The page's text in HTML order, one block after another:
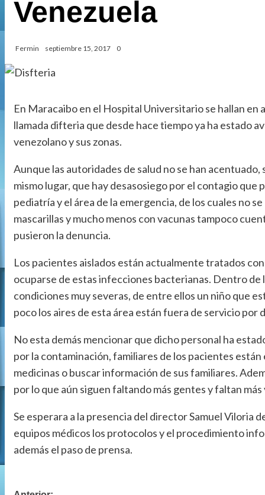
Venezuela
Fermin septiembre 15, 2017 0
En Maracaibo en el Hospital Universitario se hallan
llamada difteria que desde hace tiempo ya ha estado
venezolano y sus zonas.
Aunque las autoridades de salud no se han
mismo lugar, que hay desasosiego por el contagio que
pediatría y el área de la emergencia, de los cuales no
mascarillas y mucho menos con vacunas tampoco
pusieron la denuncia.
Los pacientes aislados están actualmente tratados
ocuparse de estas infecciones bacterianas. Dentro
condiciones muy severas, de entre ellos un niño que
poco los aires de esta área están fuera de servicio por
No esta demás mencionar que dicho personal ha
por la contaminación, familiares de los pacientes
medicinas o buscar información de sus familiares.
por lo que aún siguen faltando más gentes y faltan más
Se esperara a la presencia del director Samuel Viloria
equipos médicos los protocolos y el procedimiento
además el paso de prensa.